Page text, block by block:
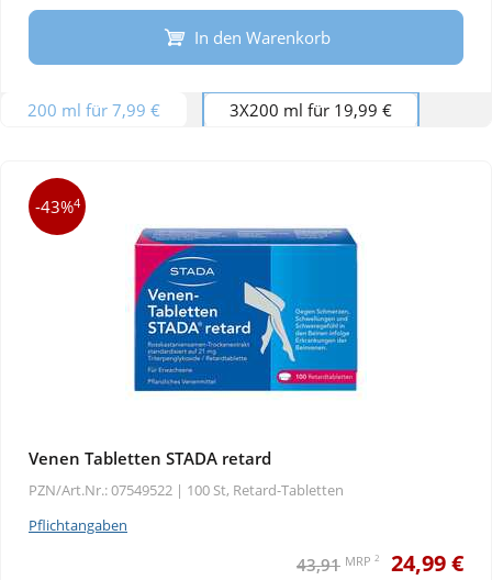
In den Warenkorb
200 ml für 7,99 € 3X200 ml für 19,99 €
-43%4
Venen Tabletten STADA retard
PZN/Art.Nr.: 07549522 | 100 St, Retard-Tabletten
Pflichtangaben
43,91 MRP 2 24,99 €